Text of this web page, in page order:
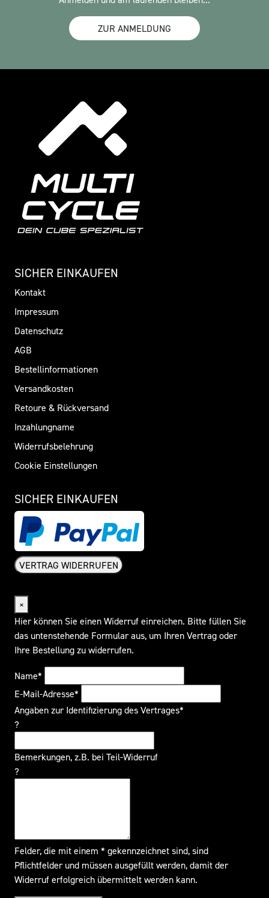
ZUR ANMELDUNG
SICHER EINKAUFEN
Kontakt
Impressum
Datenschutz
AGB
Bestellinformationen
Versandkosten
Retoure & Rückversand
Inzahlungname
Widerrufsbelehrung
Cookie Einstellungen
SICHER EINKAUFEN
VERTRAG WIDERRUFEN
×
Hier können Sie einen Widerruf einreichen. Bitte füllen Sie
das untenstehende Formular aus, um Ihren Vertrag oder
Ihre Bestellung zu widerrufen.
Name*
E-Mail-Adresse*
Angaben zur Identifizierung des Vertrages*
?
Bemerkungen, z.B. bei Teil-Widerruf
?
Felder, die mit einem * gekennzeichnet sind, sind
Pflichtfelder und müssen ausgefüllt werden, damit der
Widerruf erfolgreich übermittelt werden kann.